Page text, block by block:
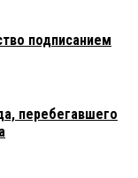
подписанием
перебегавшего